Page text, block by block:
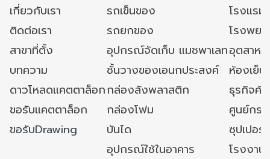
เกี่ยวกับเรา รถเข็นของ
โรงแร
ติดต่อเรา
รถยกของ
โรงพย
สาขาที่ตั้ง
อุปกรณ์จัดเก็บ แมชพาเลทอุตสาหก
บทความ
ชั้นวางของเอนกประสงค์
ห้องเย็
ดาวโหลดแคตตาล็อกกล่องลังพลาสติก
ธุรกิจค้
ขอรับแคตตาล็อก
กล่องโฟม
ศูนย์กร
ขอรับDrawing
บันได
ซุปเปอ
อุปกรณ์ใช้ในอาคาร
โรงงา